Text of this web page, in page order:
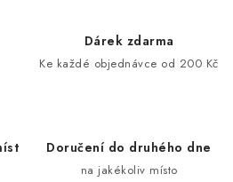
Dárek zdarma
Ke každé objednávce od 200 Kč
Doručení do druhého dne
na jakékoliv místo